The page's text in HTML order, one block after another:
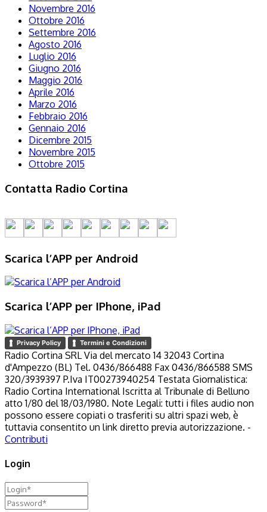
Novembre 2016
Ottobre 2016
Settembre 2016
Agosto 2016
Luglio 2016
Giugno 2016
Maggio 2016
Aprile 2016
Marzo 2016
Febbraio 2016
Gennaio 2016
Dicembre 2015
Novembre 2015
Ottobre 2015
Contatta Radio Cortina
Scarica l’APP per Android
Scarica l’APP per IPhone, iPad
Privacy Policy Termini e Condizioni
Radio Cortina SRL Via del mercato 14 32043 Cortina
d'Ampezzo (BL) Tel. 0436/866488 Fax 0436/866588 SMS
320/3939397 P.Iva IT00273940254 Testata Giornalistica:
Radio Cortina International Iscritta al Tribunale di Belluno
atto 1/80 del 18/03/1980. Note Legali: tutti i files audio non
possono essere copiati o trasferiti su altri spazi web, è
tuttavia consentito un link diretto previa autorizzazione. -
Contributi
Login